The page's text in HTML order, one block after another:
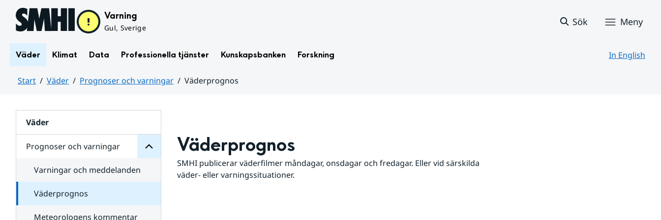
Hoppa till sidans innehåll Varning
Gul, Sverige
Sök Meny
Väder Klimat Data Professionella tjänster Kunskapsbanken Forskning In English
Start Väder Prognoser och varningar
Väderprognos
Väder
Prognoser och varningar
för
varningar
Varningar och meddelanden
Väderprognos
Meteorologens kommentar
Väderprognos
SMHI publicerar väderfilmer måndagar, onsdagar och fredagar. Eller vid särskilda
väder- eller varningssituationer.